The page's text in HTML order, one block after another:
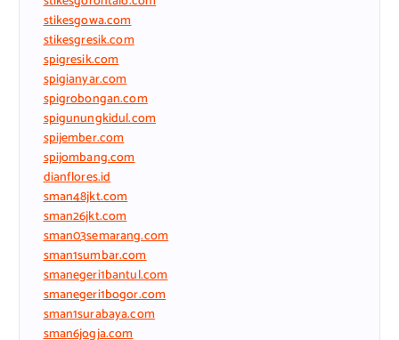
stikesgowa.com
stikesgresik.com
spigresik.com
spigianyar.com
spigrobongan.com
spigunungkidul.com
spijember.com
spijombang.com
dianflores.id
sman48jkt.com
sman26jkt.com
sman03semarang.com
sman1sumbar.com
smanegeri1bantul.com
smanegeri1bogor.com
sman1surabaya.com
sman6jogja.com